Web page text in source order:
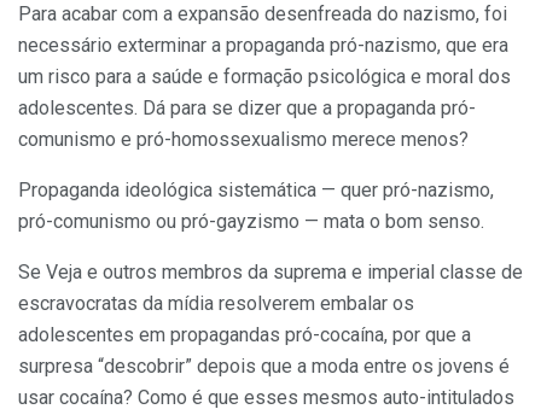
Para acabar com a expansão desenfreada do nazismo, foi
necessário exterminar a propaganda pró-nazismo, que era
um risco para a saúde e formação psicológica e moral dos
adolescentes. Dá para se dizer que a propaganda pró-
comunismo e pró-homossexualismo merece menos?
Propaganda ideológica sistemática — quer pró-nazismo,
pró-comunismo ou pró-gayzismo — mata o bom senso.
Se Veja e outros membros da suprema e imperial classe de
escravocratas da mídia resolverem embalar os
adolescentes em propagandas pró-cocaína, por que a
surpresa “descobrir” depois que a moda entre os jovens é
usar cocaína? Como é que esses mesmos auto-intitulados